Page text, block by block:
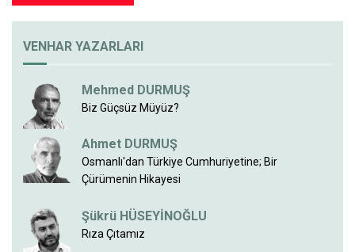
VENHAR YAZARLARI
Mehmed DURMUŞ
Biz Güçsüz Müyüz?
Ahmet DURMUŞ
Osmanlı'dan Türkiye Cumhuriyetine; Bir
Çürümenin Hikayesi
Şükrü HÜSEYİNOĞLU
Rıza Çıtamız